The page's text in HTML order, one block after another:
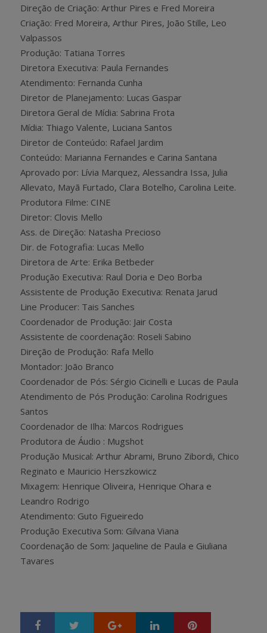
Direção de Criação: Arthur Pires e Fred Moreira
Criação: Fred Moreira, Arthur Pires, João Stille, Leo
Valpassos
Produção: Tatiana Torres
Diretora Executiva: Paula Fernandes
Atendimento: Fernanda Cunha
Diretor de Planejamento: Lucas Gaspar
Diretora Geral de Mídia: Sabrina Frota
Mídia: Thiago Valente, Luciana Santos
Diretor de Conteúdo: Rafael Jardim
Conteúdo: Marianna Fernandes e Carina Santana
Aprovado por: Lívia Marquez, Alessandra Issa, Julia
Allevato, Mayã Furtado, Clara Botelho, Carolina Leite.
Produtora Filme: CINE
Diretor: Clovis Mello
Ass. de Direção: Natasha Precioso
Dir. de Fotografia: Lucas Mello
Diretora de Arte: Erika Betbeder
Produção Executiva: Raul Doria e Deo Borba
Assistente de Produção Executiva: Renata Jarud
Line Producer: Tais Sanches
Coordenador de Produção: Jair Costa
Assistente de coordenação: Roseli Sabino
Direção de Produção: Rafa Mello
Montador: João Branco
Coordenador de Pós: Sérgio Cicinelli e Lucas de Paula
Atendimento de Pós Produção: Carolina Rodrigues
Santos
Coordenador de Ilha: Marcos Rodrigues
Produtora de Áudio : Mugshot
Produção Musical: Arthur Abrami, Bruno Zibordi, Chico
Reginato e Mauricio Herszkowicz
Mixagem: Henrique Oliveira, Henrique Ohara e
Leandro Rodrigo
Atendimento: Guto Figueiredo
Produção Executiva Som: Gilvana Viana
Coordenação de Som: Jaqueline de Paula e Giuliana
Tavares
Google+ LinkedIn